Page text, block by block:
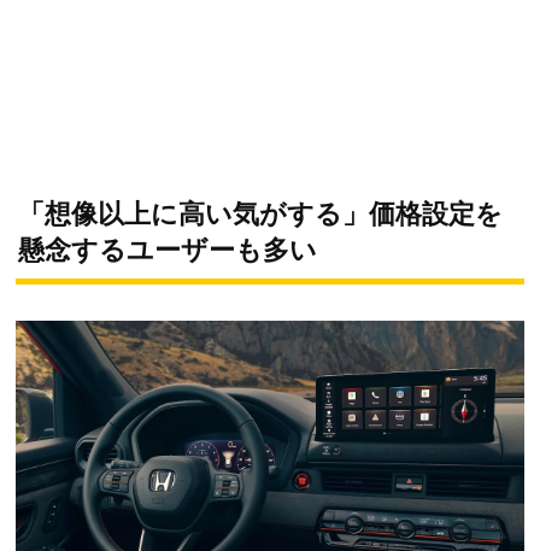
「想像以上に高い気がする」価格設定を
懸念するユーザーも多い